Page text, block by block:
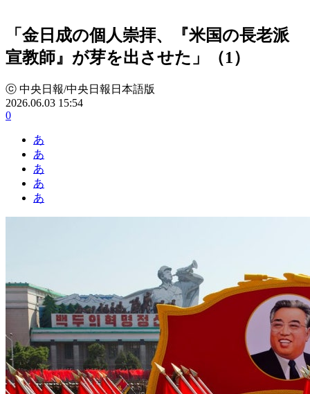
「金日成の個人崇拝、『米国の長老派
宣教師』が芽を出させた」（1）
ⓒ 中央日報/中央日報日本語版
2026.06.03 15:54
0
あ
あ
あ
あ
あ